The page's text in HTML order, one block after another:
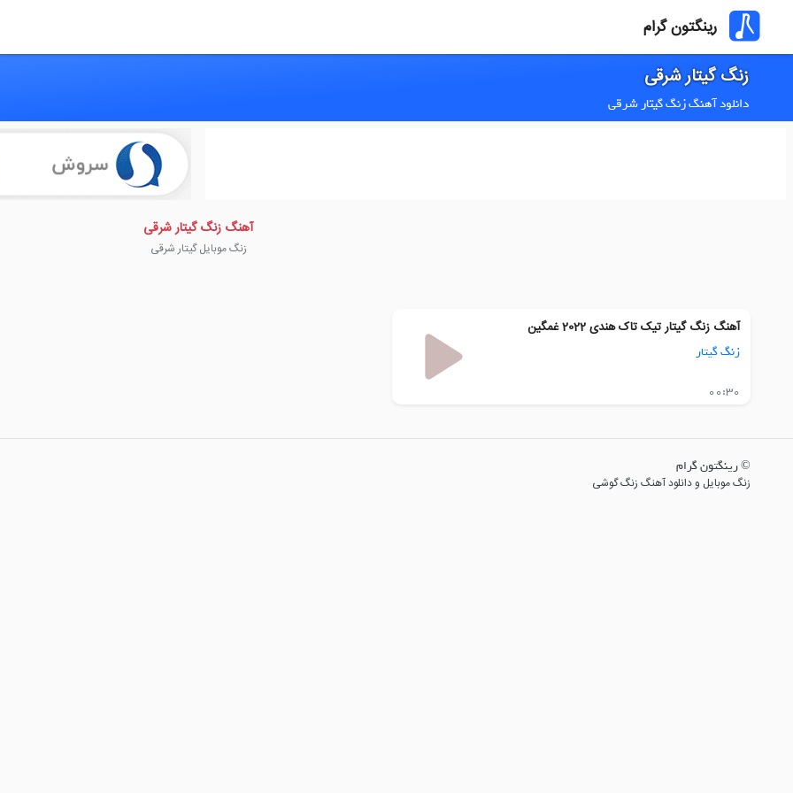
رینگتون گرام
زنگ گیتار شرقی
دانلود آهنگ زنگ گیتار شرقی
آهنگ زنگ گیتار شرقی
زنگ موبایل گیتار شرقی
آهنگ زنگ گیتار تیک تاک هندی 2022 غمگین
زنگ گیتار
00:30
© رینگتون گرام
زنگ موبایل و دانلود آهنگ زنگ گوشی